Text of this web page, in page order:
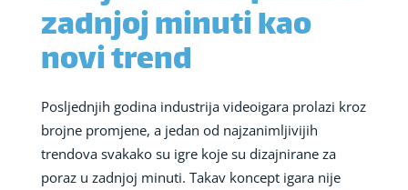
zadnjoj minuti kao
novi trend
Posljednjih godina industrija videoigara prolazi kroz
brojne promjene, a jedan od najzanimljivijih
trendova svakako su igre koje su dizajnirane za
poraz u zadnjoj minuti. Takav koncept igara nije